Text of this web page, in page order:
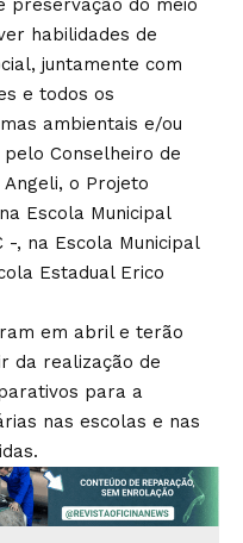
habilidades de
juntamente com
e todos os
ambientais e/ou
Conselheiro de
o Projeto
Escola Municipal
-, na Escola Municipal
Estadual Erico
em abril e terão
da realização de
para a
nas escolas e nas